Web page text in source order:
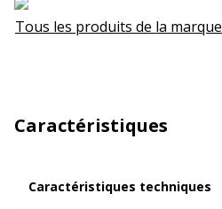
Tous les produits de la marque
Caractéristiques
Caractéristiques techniques